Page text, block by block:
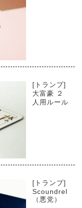
[トランプ]
大富豪 ２
人用ルール
[トランプ]
Scoundrel
（悪党）